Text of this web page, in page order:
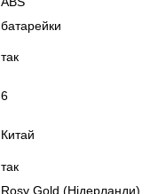
батарейки
так
6
Китай
так
Rosy Gold (Нідерланди)